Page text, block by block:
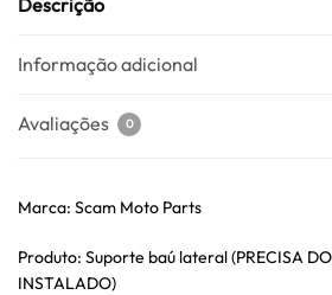
Descrição
Informação adicional
Avaliações 0
Marca: Scam Moto Parts
Produto: Suporte baú lateral (PRECISA
INSTALADO)